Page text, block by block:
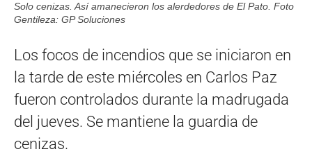
Solo cenizas. Así amanecieron los alerdedores de El Pato. Foto
Gentileza: GP Soluciones
Los focos de incendios que se iniciaron en
la tarde de este miércoles en Carlos Paz
fueron controlados durante la madrugada
del jueves. Se mantiene la guardia de
cenizas.